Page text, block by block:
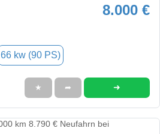
8.000 €
66 kw (90 PS)
★ ➦ ➜